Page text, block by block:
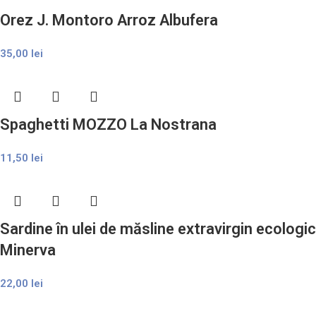
Orez J. Montoro Arroz Albufera
35,00 lei
Spaghetti MOZZO La Nostrana
11,50 lei
Sardine în ulei de măsline extravirgin ecologic
Minerva
22,00 lei